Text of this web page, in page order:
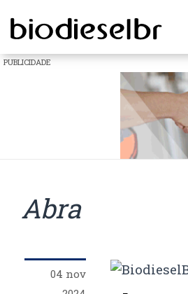
PUBLICIDADE
Abra
04 nov